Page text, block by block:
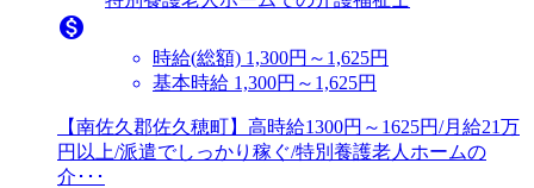

時給(総額) 1,300円～1,625円
基本時給 1,300円～1,625円
【南佐久郡佐久穂町】高時給1300円～1625円/月給21万
円以上/派遣でしっかり稼ぐ/特別養護老人ホームの
介･･･